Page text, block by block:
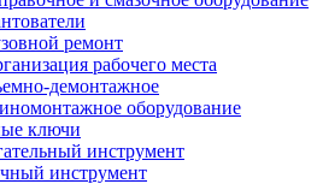
ремонт
рабочего места
демонтажное
оборудование
ключи
инструмент
инструмент